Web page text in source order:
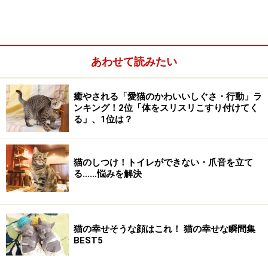
実際に現在、オス三毛が大金で取引されているかどう
か、わたしにはわかりませんが、オス三毛がでるのを期
待しながら子猫を産ませるのが、男性にとっての生きが
いだったのかもしれません。
そんなこんなで何度も話し合いましたが、最後まで三毛
とサビのメス、そして白黒のオスの3頭だけは手術をさ
せてもらえませんでした。その後も子猫が生まれるたび
に、子猫を保護し、新しい飼い主さんを探す日々が続き
ましたが、最終的に男性は公園から立ち退きを命じら
れ、3頭の猫とともに姿を消してしまいました。
あわせて読みたい
癒やされる「愛猫のかわいいしぐさ・行動」ラ
ンキング！2位「体をスリスリこすり付けてく
る」、1位は？
猫のしつけ！トイレができない・爪音を立て
る……悩みを解決
猫の幸せそうな顔はこれ！ 猫の幸せな瞬間集
BEST5